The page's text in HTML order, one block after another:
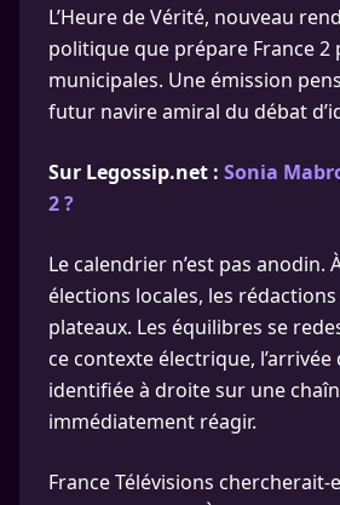
L’Heure de Vérité, nouveau
politique que prépare France 2
municipales. Une émission
futur navire amiral du débat
Sur Legossip.net : Sonia
2 ?
Le calendrier n’est pas anodin.
élections locales, les
plateaux. Les équilibres se
ce contexte électrique, l’arrivée
identifiée à droite sur une
immédiatement réagir.
France Télévisions chercherait-